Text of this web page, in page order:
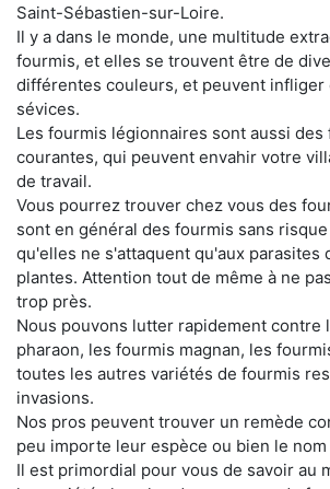
Saint-Sébastien-sur-Loire.
Il y a dans le monde, une multitude
fourmis, et elles se trouvent être de
différentes couleurs, et peuvent infliger
sévices.
Les fourmis légionnaires sont aussi des
courantes, qui peuvent envahir votre
de travail.
Vous pourrez trouver chez vous des
sont en général des fourmis sans
qu'elles ne s'attaquent qu'aux parasites
plantes. Attention tout de même à ne
trop près.
Nous pouvons lutter rapidement contre
pharaon, les fourmis magnan, les
toutes les autres variétés de fourmis
invasions.
Nos pros peuvent trouver un remède
peu importe leur espèce ou bien le
Il est primordial pour vous de savoir au